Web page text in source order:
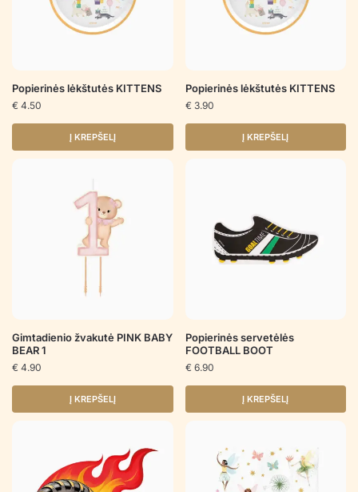
Popierinės lėkštutės KITTENS
€ 4.50
Į KREPŠELĮ
Popierinės lėkštutės KITTENS
€ 3.90
Į KREPŠELĮ
Gimtadienio žvakutė PINK BABY
BEAR 1
€ 4.90
Į KREPŠELĮ
Popierinės servetėlės
FOOTBALL BOOT
€ 6.90
Į KREPŠELĮ